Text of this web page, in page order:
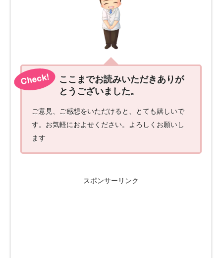
ここまでお読みいただきありが
とうございました。
ご意見、ご感想をいただけると、とても嬉しいで
す。お気軽におよせください。よろしくお願いし
ます
スポンサーリンク